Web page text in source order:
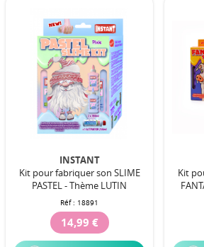
INSTANT
Kit pour fabriquer son SLIME
PASTEL - Thème LUTIN
Réf : 18891
14,99 €
Kit